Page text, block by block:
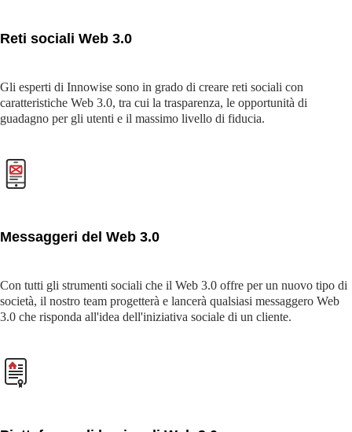
Reti sociali Web 3.0
Gli esperti di Innowise sono in grado di creare reti sociali con
caratteristiche Web 3.0, tra cui la trasparenza, le opportunità di
guadagno per gli utenti e il massimo livello di fiducia.
Messaggeri del Web 3.0
Con tutti gli strumenti sociali che il Web 3.0 offre per un nuovo tipo di
società, il nostro team progetterà e lancerà qualsiasi messaggero Web
3.0 che risponda all'idea dell'iniziativa sociale di un cliente.